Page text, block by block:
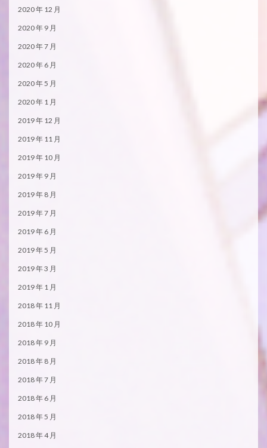
2020 年 12 月
2020 年 9 月
2020 年 7 月
2020 年 6 月
2020 年 5 月
2020 年 1 月
2019 年 12 月
2019 年 11 月
2019 年 10 月
2019 年 9 月
2019 年 8 月
2019 年 7 月
2019 年 6 月
2019 年 5 月
2019 年 3 月
2019 年 1 月
2018 年 11 月
2018 年 10 月
2018 年 9 月
2018 年 8 月
2018 年 7 月
2018 年 6 月
2018 年 5 月
2018 年 4 月